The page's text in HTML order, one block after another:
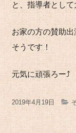
と、指導者とし
お家の方の賛助
そうです！
元気に頑張ろー⤴︎
公
開
2019年4月19日